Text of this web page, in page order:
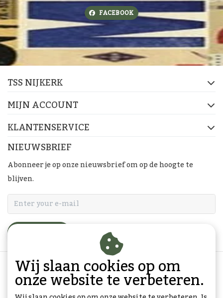
FACEBOOK
TSS NIJKERK
MIJN ACCOUNT
KLANTENSERVICE
NIEUWSBRIEF
Abonneer je op onze nieuwsbrief om op de hoogte te
blijven.
Wij slaan cookies op om
onze website te verbeteren.